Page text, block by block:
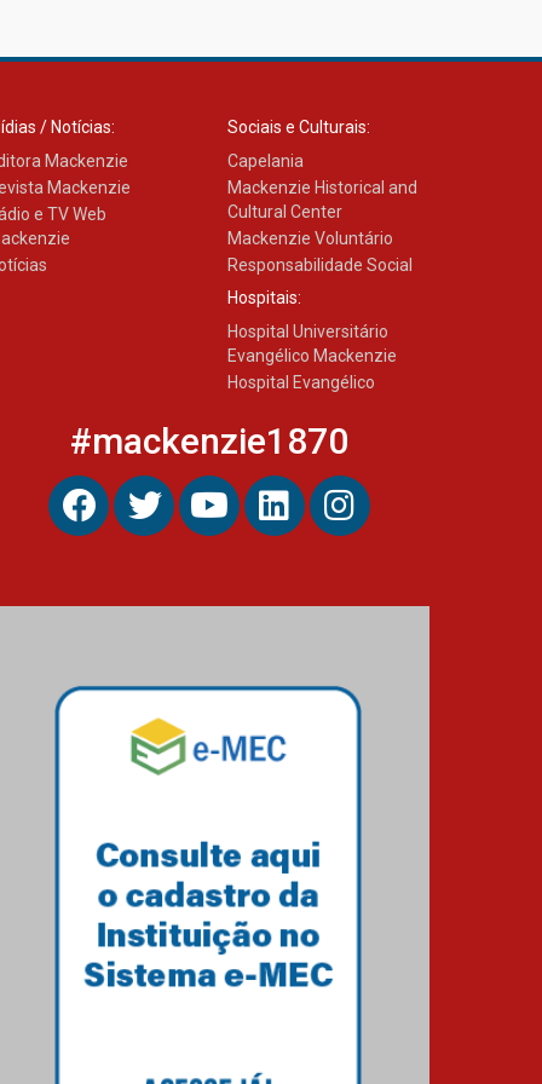
educação superior
/ Notícias:
Mackenzie
Mackenzie
e TV Web
Sociais e Culturais:
Capelania
Mackenzie Historical and
Cultural Center
Mackenzie Voluntário
Responsabilidade Social
Hospitais:
Hospital Universitário
Evangélico Mackenzie
Hospital Evangélico
#mackenzie1870